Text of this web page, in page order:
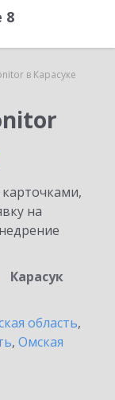
8
в Карасуке
на
Карасук
область,
, Омская